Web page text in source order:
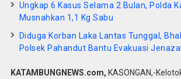
Ungkap 6 Kasus Selama 2 Bulan, Polda
Musnahkan 1,1 Kg Sabu
Diduga Korban Laka Lantas Tunggal,
Polsek Pahandut Bantu Evakuasi
KATAMBUNGNEWS.com, KASONGAN,-